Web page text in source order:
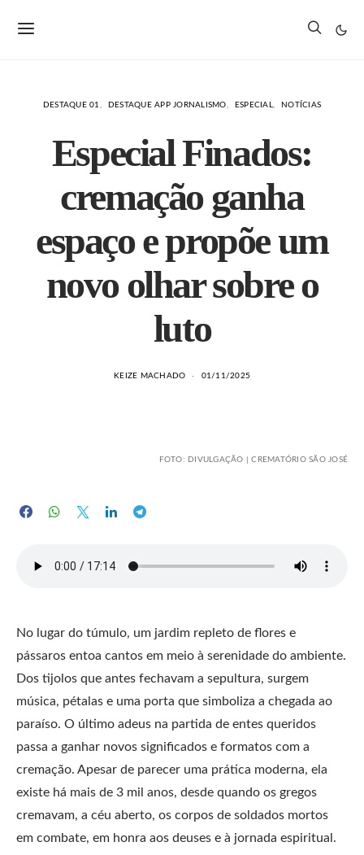
DESTAQUE 01 DESTAQUE APP JORNALISMO ESPECIAL NOTÍCIAS
Especial Finados:
cremação ganha
espaço e propõe um
novo olhar sobre o
luto
KEIZE MACHADO 01/11/2025
FOTO: DIVULGAÇÃO | CREMATÓRIO SÃO JOSÉ
No lugar do túmulo, um jardim repleto de flores e
pássaros entoa cantos em meio à serenidade do ambiente.
Dos tijolos que antes fechavam a sepultura, surgem
música, pétalas e uma porta que simboliza a chegada ao
paraíso. O último adeus na partida de entes queridos
passa a ganhar novos significados e formatos com a
cremação. Apesar de parecer uma prática moderna, ela
existe há mais de 3 mil anos, desde quando os gregos
cremavam, a céu aberto, os corpos de soldados mortos
em combate, em honra aos deuses e à jornada espiritual.